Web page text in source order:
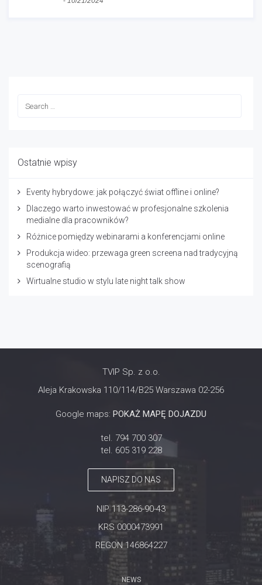
Ostatnie wpisy
Eventy hybrydowe: jak połączyć świat offline i online?
Dlaczego warto inwestować w profesjonalne szkolenia
medialne dla pracowników?
Różnice pomiędzy webinarami a konferencjami online
Produkcja wideo: przewaga green screena nad tradycyjną
scenografią
Wirtualne studio w stylu late night talk show
TVIP Sp. z o.o.
Aleja Krakowska 110/114/B25 Warszawa 02-256
Google maps: POKAŻ MAPĘ DOJAZDU
tel. 794 700 307
tel. 605 319 228
NAPISZ DO NAS
NIP 113-286-90-43
KRS 0000473991
REGON 146864227
NEWS